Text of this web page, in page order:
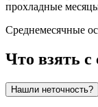
прохладные
Среднемесячные
Что взять с
Нашли неточность?